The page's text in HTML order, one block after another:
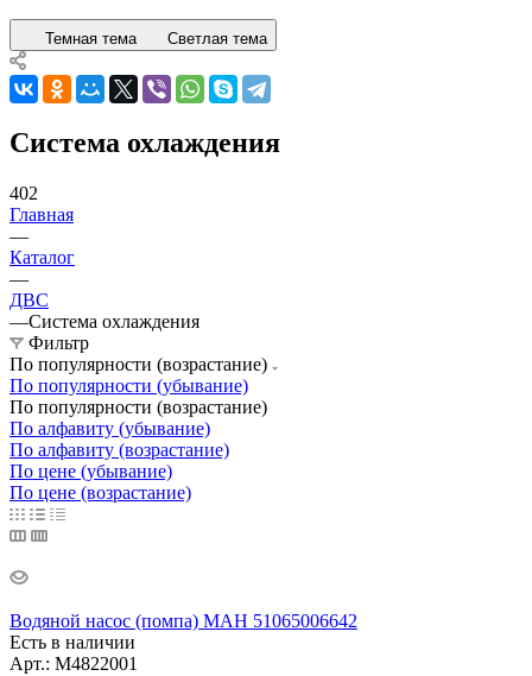
Темная тема Светлая тема
Система охлаждения
402
Главная
—
Каталог
—
ДВС
—Система охлаждения
Фильтр
По популярности (возрастание)
По популярности (убывание)
По популярности (возрастание)
По алфавиту (убывание)
По алфавиту (возрастание)
По цене (убывание)
По цене (возрастание)
Водяной насос (помпа) МАН 51065006642
Есть в наличии
Арт.: M4822001